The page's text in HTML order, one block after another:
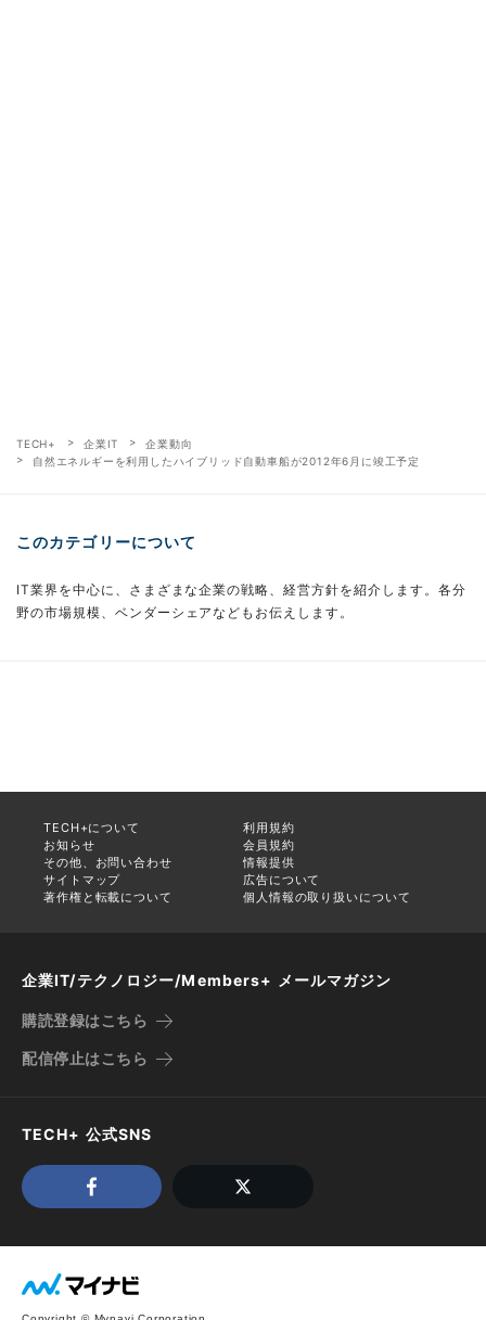
TECH+ 企業IT
企業動向
自然エネルギーを利用したハイブリッド自動車船が2012年6月に竣工予定
このカテゴリーについて
IT業界を中心に、さまざまな企業の戦略、経営方針を紹介します。各分
野の市場規模、ベンダーシェアなどもお伝えします。
TECH+について
利用規約
お知らせ
会員規約
その他、お問い合わせ
情報提供
サイトマップ
広告について
著作権と転載について
個人情報の取り扱いについて
企業IT/テクノロジー/Members+ メールマガジン
購読登録はこちら
配信停止はこちら
TECH+ 公式SNS